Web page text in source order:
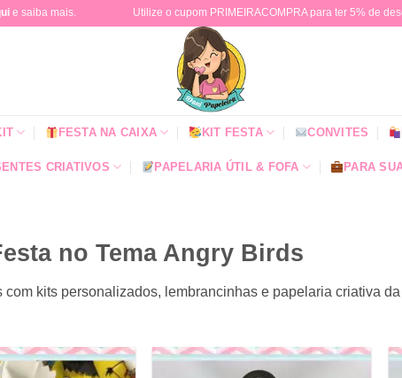
e saiba mais. Utilize o cupom PRIMEIRACOMPRA para ter 5% de
FESTA NA CAIXA KIT FESTA CONVITES
CRIATIVOS PAPELARIA ÚTIL & FOFA PARA
no Tema Angry Birds
com kits personalizados, lembrancinhas e papelaria criativa